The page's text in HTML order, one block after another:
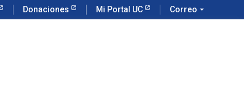
Donaciones Mi Portal UC Correo arrow_drop_down